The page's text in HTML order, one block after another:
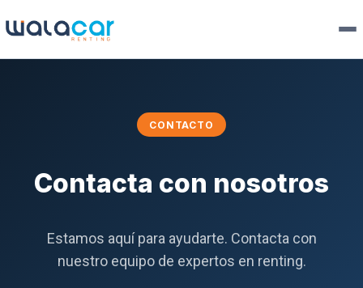
CONTACTO
Contacta con nosotros
Estamos aquí para ayudarte. Contacta con
nuestro equipo de expertos en renting.